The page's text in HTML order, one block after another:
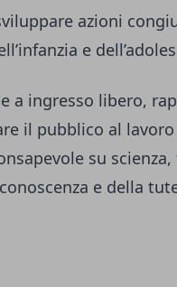
azioni
e
a ingresso libero,
il pubblico al
su
e della